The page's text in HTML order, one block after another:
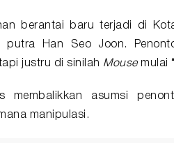
berantai baru terjadi di
putra Han Seo Joon.
justru di sinilah Mousemulai
membalikkan asumsi
manipulasi.